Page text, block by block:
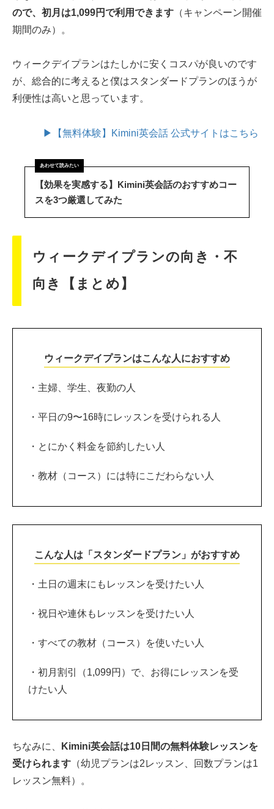
ので、初月は1,099円で利用できます （キャンペーン開催
期間のみ）。
ウィークデイプランはたしかに安くコスパが良いのです
が、総合的に考えると僕はスタンダードプランのほうが
利便性は高いと思っています。
▶【無料体験】Kimini英会話 公式サイトはこちら
【効果を実感する】Kimini英会話のおすすめコー
スを3つ厳選してみた
ウィークデイプランの向き・不
向き【まとめ】
ウィークデイプランはこんな人におすすめ
・主婦、学生、夜勤の人
・平日の9〜16時にレッスンを受けられる人
・とにかく料金を節約したい人
・教材（コース）には特にこだわらない人
こんな人は「スタンダードプラン」がおすすめ
・土日の週末にもレッスンを受けたい人
・祝日や連休もレッスンを受けたい人
・すべての教材（コース）を使いたい人
・初月割引（1,099円）で、お得にレッスンを受
けたい人
ちなみに、
Kimini英会話は10日間の無料体験レッスンを
受けられます （幼児プランは2レッスン、回数プランは1
レッスン無料）。